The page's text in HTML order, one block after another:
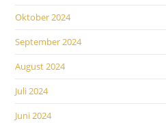
Oktober 2024
September 2024
August 2024
Juli 2024
Juni 2024